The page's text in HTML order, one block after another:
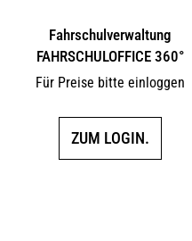
Fahrschulverwaltung
FAHRSCHULOFFICE 360°
Für Preise bitte einloggen
ZUM LOGIN.